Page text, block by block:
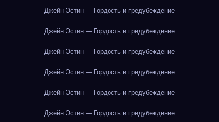
Джейн Остин — Гордость и предубеждение
Джейн Остин — Гордость и предубеждение
Джейн Остин — Гордость и предубеждение
Джейн Остин — Гордость и предубеждение
Джейн Остин — Гордость и предубеждение
Джейн Остин — Гордость и предубеждение